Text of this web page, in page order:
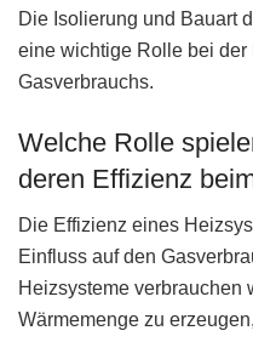
Die Isolierung und Bauart
eine wichtige Rolle bei der
Gasverbrauchs.
Welche Rolle
deren Effizienz
Die Effizienz eines
Einfluss auf den
Heizsysteme verbrauchen
Wärmemenge zu